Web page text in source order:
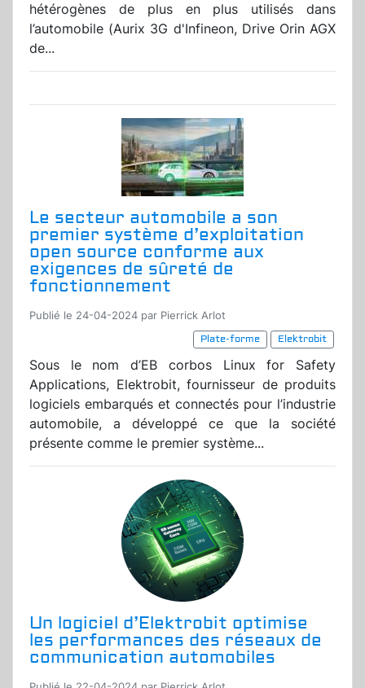
hétérogènes de plus en plus utilisés dans
l’automobile (Aurix 3G d'Infineon, Drive Orin AGX
de...
Le secteur automobile a son
premier système d’exploitation
open source conforme aux
exigences de sûreté de
fonctionnement
Publié le 24-04-2024 par Pierrick Arlot
Plate-forme
Elektrobit
Sous le nom d’EB corbos Linux for Safety
Applications, Elektrobit, fournisseur de produits
logiciels embarqués et connectés pour l’industrie
automobile, a développé ce que la société
présente comme le premier système...
Un logiciel d’Elektrobit optimise
les performances des réseaux de
communication automobiles